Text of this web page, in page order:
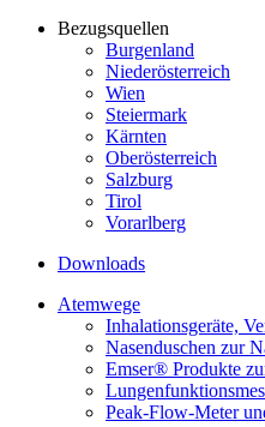
Bezugsquellen
Burgenland
Niederösterreich
Wien
Steiermark
Kärnten
Oberösterreich
Salzburg
Tirol
Vorarlberg
Downloads
Atemwege
Inhalationsgeräte,
Nasenduschen zur
Emser® Produkte
Peak-Flow-Meter